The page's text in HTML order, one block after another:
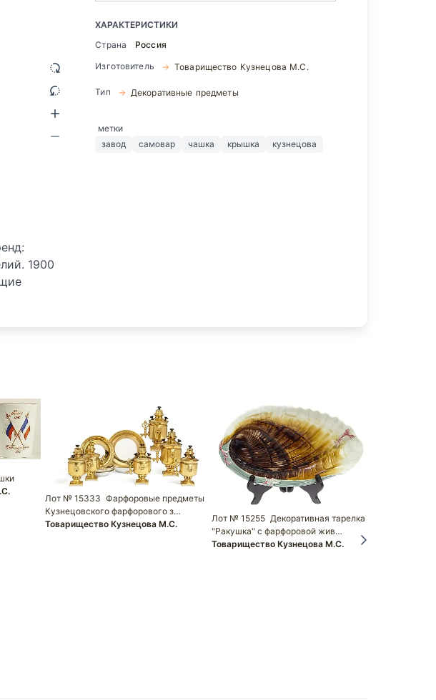
1900
ХАРАКТЕРИСТИКИ
Страна
Россия
Изготовитель
Товарищество Кузнецова М.С.
Тип Декоративные предметы
метки
завод
самовар чашка крышка кузнецова
Лот № 15333 Фарфоровые предметы
Кузнецовского фарфорового з…
Товарищество Кузнецова М.С.
Лот № 15255 Декоративная тарелка
"Ракушка" с фарфоровой жив…
Товарищество Кузнецова М.С.